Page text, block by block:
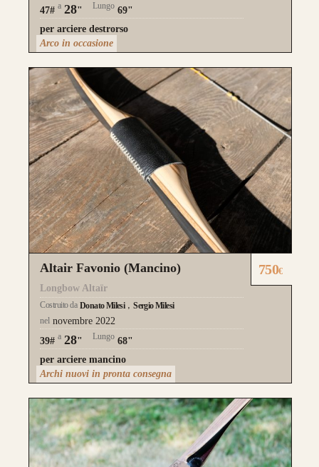
47# a 28" Lungo 69"
per arciere destrorso
Arco in occasione
Altair Favonio (Mancino)
Longbow Altaïr
Costruito da Donato Milesi
Sergio Milesi
nel novembre 2022
39# a 28" Lungo 68"
per arciere mancino
750€
Archi nuovi in pronta consegna